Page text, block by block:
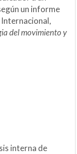
un informe
Internacional,
del movimiento y
interna de